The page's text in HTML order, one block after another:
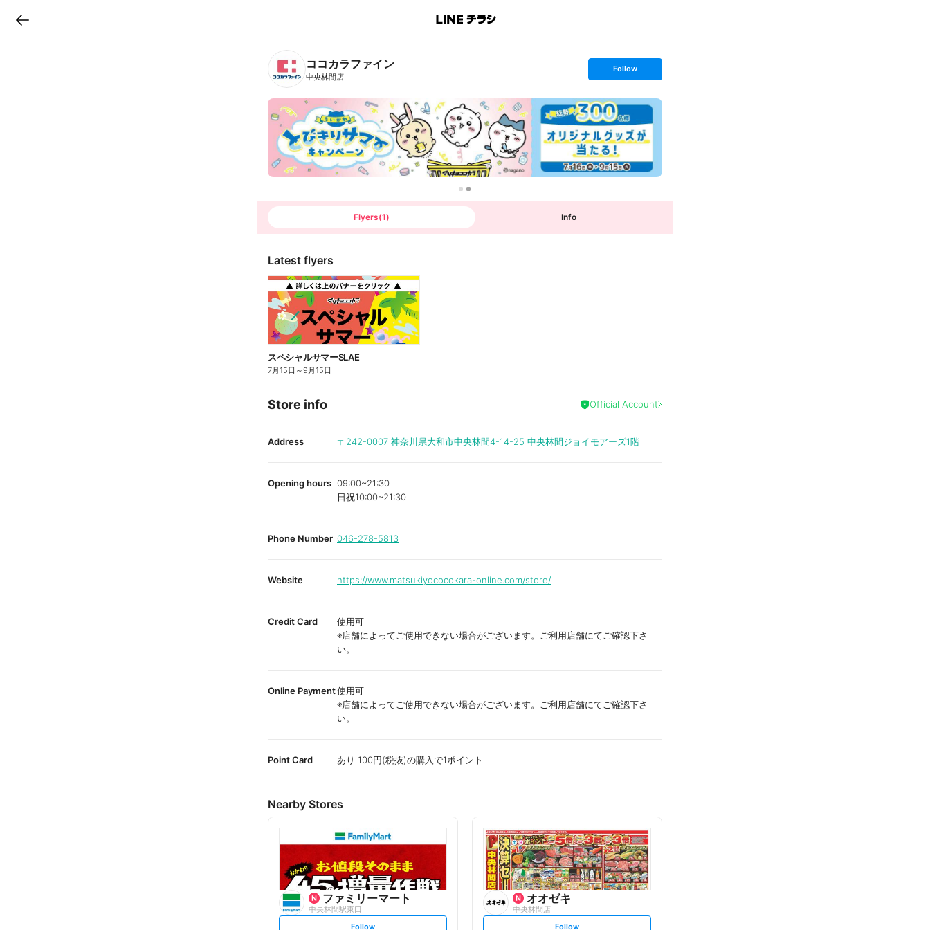
B
n
T
ココカラファイン
中央林間店
s
t
o
l
l
o
w
Follow
Flyers(1) Info
Latest flyers
スペシャルサマーSLAE
7月15日 ～9月15日
Store info Official Account
Address 〒242-0007 神奈川県大和市中央林間4-14-25 中央林間ジョイモアーズ1階
Opening hours 09:00~21:30
日祝10:00~21:30
Phone Number 046-278-5813
Website https://www.matsukiyococokara-online.com/store/
Credit Card
使用可
※店舗によってご使用できない場合がございます。ご利用店舗にてご確認下さ
い。
Online Payment使用可
※店舗によってご使用できない場合がございます。ご利用店舗にてご確認下さ
い。
Point Card あり 100円(税抜)の購入で1ポイント
Nearby Stores
ファミリーマート
中央林間駅東口
s
Follow
オオゼキ
中央林間店
s
Follow